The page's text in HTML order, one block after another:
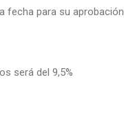
fecha para su aprobación.
será del 9,5%